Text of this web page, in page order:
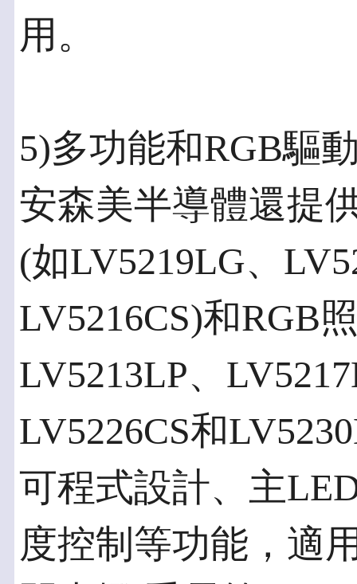
用。
5)多功能和RGB驅
安森美半導體還提
(如LV5219LG、
LV5216CS)和RGB
LV5213LP、
LV5226CS和
可程式設計、主
度控制等功能，適